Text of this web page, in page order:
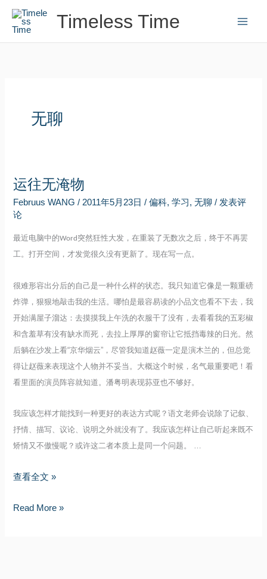
Timeless Time
无聊
运往无淹物
Februus WANG/ 2011年5月23日/偏科,学习,无聊 / 发表评
论
最近电脑中的Word 突然狂性大发，在重装了无数次之后，终于不再罢
工。打开空间，才发觉很久没有更新了。现在写一点。
很难形容出分后的自己是一种什么样的状态。我只知道它像是一颗重磅
炸弹，狠狠地敲击我的生活。哪怕是最容易读的小品文也看不下去，我
开始满屋子溜达：去摸摸我上午洗的衣服干了没有，去看看我的五彩椒
和含羞草有没有缺水而死，去拉上厚厚的窗帘让它抵挡毒辣的日光。然
后躺在沙发上看“京华烟云”，尽管我知道赵薇一定是演木兰的，但总觉
得让赵薇来表现这个人物并不妥当。大概这个时候，名气最重要吧！看
看里面的演员阵容就知道。潘粤明表现荪亚也不够好。
我应该怎样才能找到一种更好的表达方式呢？语文老师会说除了记叙、
抒情、描写、议论、说明之外就没有了。我应该怎样让自己听起来既不
矫情又不傲慢呢？或许这二者本质上是同一个问题。 …
运
无
查看全文 »
运
Read More »